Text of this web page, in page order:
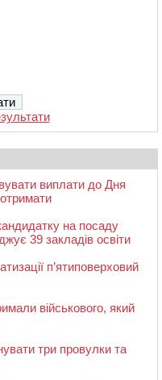
виплати до Дня
на посаду
39 закладів освіти
п’ятиповерховий
військового, який
три провулки та